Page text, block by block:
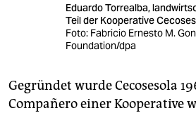
Eduardo Torrealba,
Teil der Kooperative
Foto: Fabricio Ernesto M.
Foundation/dpa
Gegründet wurde Cecosesola
Compañero einer Kooperative